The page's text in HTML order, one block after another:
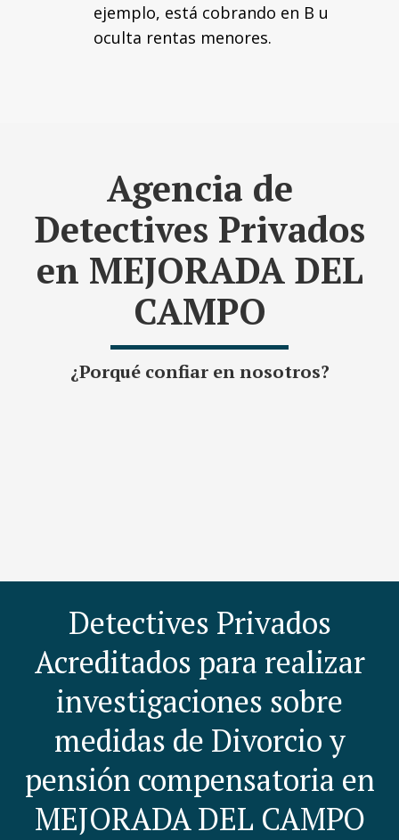
ejemplo, está cobrando en B u
oculta rentas menores.
Agencia de
Detectives Privados
en MEJORADA DEL
CAMPO
¿Porqué confiar en nosotros?
Detectives Privados
Acreditados para realizar
investigaciones sobre
medidas de Divorcio y
pensión compensatoria en
MEJORADA DEL CAMPO